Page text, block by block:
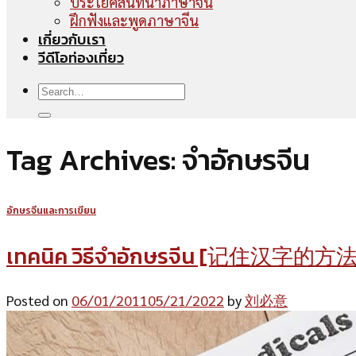
ฝึกฟังและพูดภาษาจีน
เกี่ยวกับเรา
วีดีโอท่องเที่ยว
Tag Archives:จำอักษรจีน
อักษรจีนและการเขียน
เทคนิค วิธีจำอักษรจีน [记住汉字的方
Posted on 06/01/2011 05/21/2022 by刘必意